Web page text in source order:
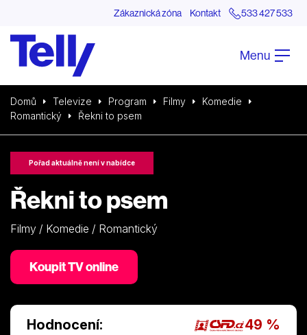
Zákaznická zóna Kontakt 533 427 533
Menu
Domů Televize Program Filmy
Komedie
Romantický
Řekni to psem
Pořad aktuálně není v nabídce
Řekni to psem
Filmy / Komedie / Romantický
Koupit TV online
Hodnocení: 49 %